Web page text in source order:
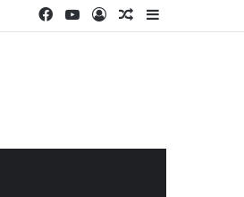
Sidebar
Random
Log
YouTube
Facebook